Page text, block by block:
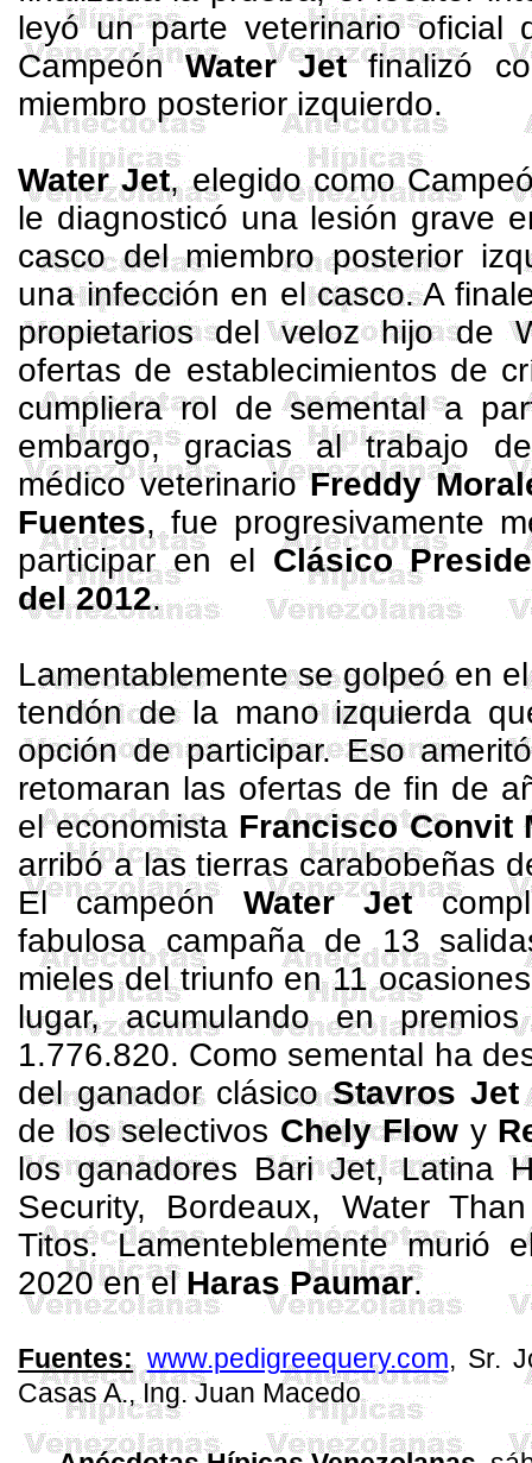
leyó un parte veterinario oficial
CampeónWaterJetfinalizó
miembro posterior izquierdo.
WaterJet, elegido como
le diagnosticó una lesión grave
casco del miembro posterior
una infección en el casco. A
propietarios del veloz hijo de
ofertas de establecimientos de
cumpliera rol de semental a
embargo, gracias al trabajo
médico veterinarioFreddy
Fuentes, fue progresivamente
participar en el Clásico
del 2012.
Lamentablemente se golpeó en
tendón de la mano izquierda
opción de participar. Eso
retomaran las ofertas de fin de
el economista FranciscoConvit
arribó a las tierras carabobeñas
El campeónWaterJet
fabulosa campaña de 13
mieles del triunfo en 11
lugar, acumulando en
1.776.820. Como semental ha
del ganador clásicoStavros Jet
de los selectivos Chely Flow y
los ganadores Bari Jet, Latina
Security, Bordeaux, Water
Titos. Lamenteblemente murió
2020 en elHaras Paumar.
Fuentes: www.pedigreequery.com, Sr.
Casas A., Ing. Juan Macedo